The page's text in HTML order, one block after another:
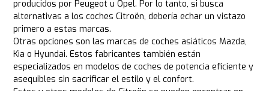
producidos por Peugeot u Opel. Por lo tanto, si busca
alternativas a los coches Citroën, debería echar un vistazo
primero a estas marcas.
Otras opciones son las marcas de coches asiáticos Mazda,
Kia o Hyundai. Estos fabricantes también están
especializados en modelos de coches de potencia eficiente y
asequibles sin sacrificar el estilo y el confort.